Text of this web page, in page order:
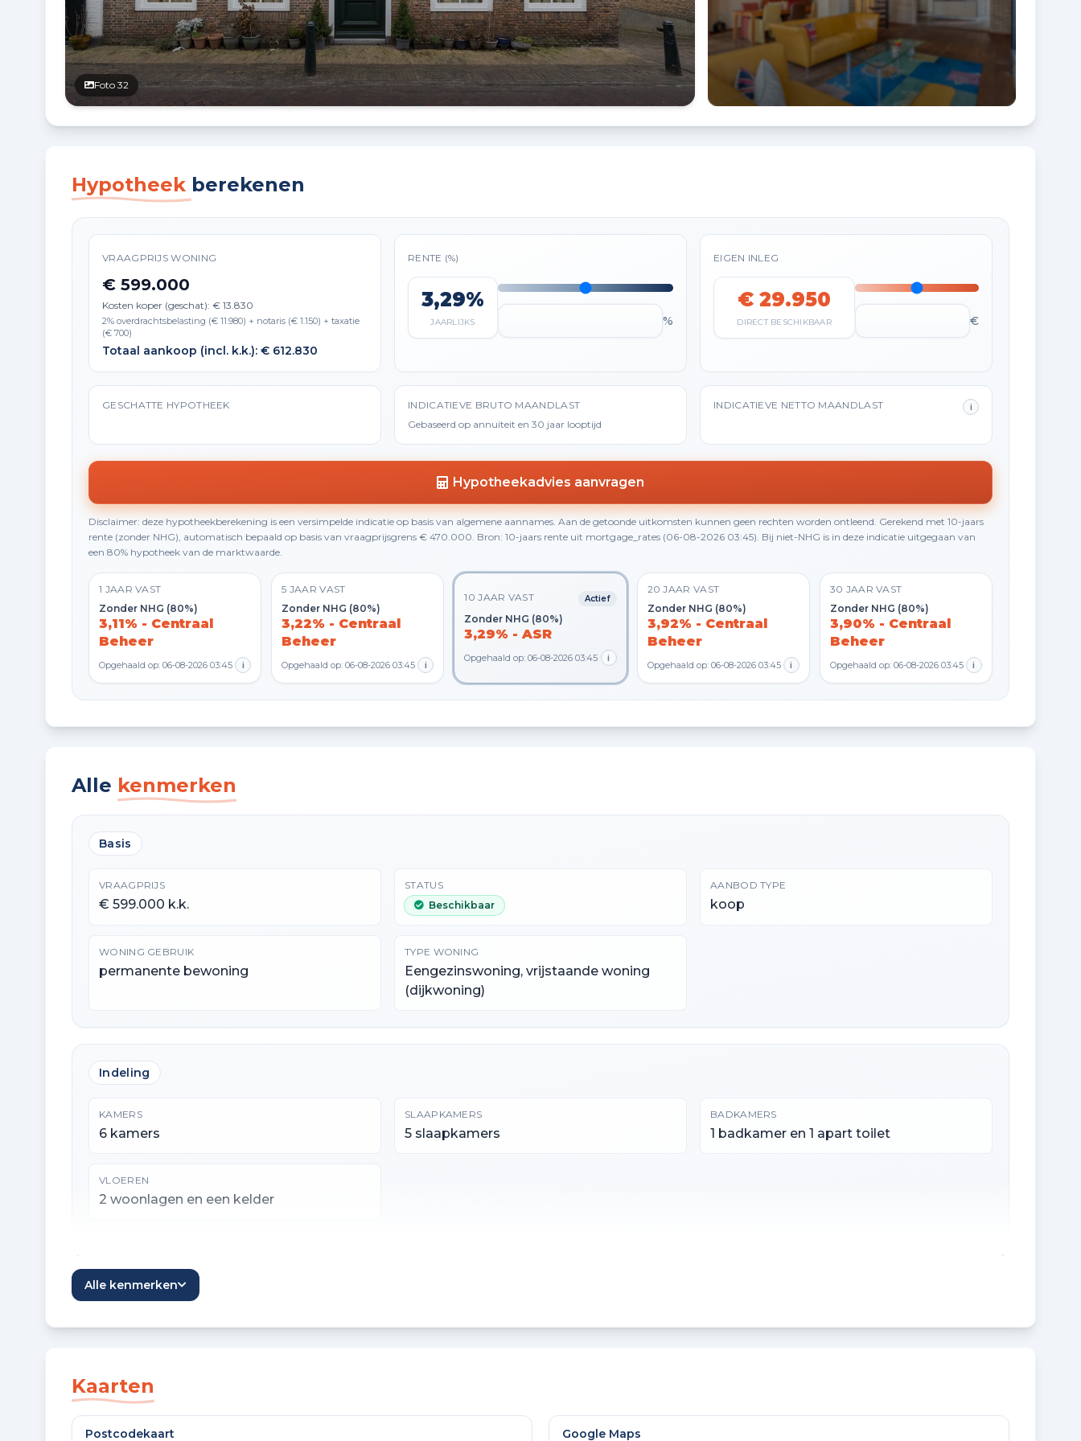
Foto 32
Hypotheek berekenen
VRAAGPRIJS WONING
€ 599.000
Kosten koper (geschat): € 13.830
2% overdrachtsbelasting (€ 11.980) + notaris (€ 1.150) + taxatie
(€ 700)
Totaal aankoop (incl. k.k.): € 612.830
RENTE (%)
3,29%
JAARLIJKS %
EIGEN INLEG
€ 29.950
DIRECT BESCHIKBAAR €
GESCHATTE HYPOTHEEK
INDICATIEVE BRUTO MAANDLAST
Gebaseerd op annuïteit en 30 jaar looptijd
INDICATIEVE NETTO MAANDLAST i
Hypotheekadvies aanvragen
Disclaimer: deze hypotheekberekening is een versimpelde indicatie op basis van algemene aannames. Aan de getoonde uitkomsten kunnen geen rechten worden ontleend. Gerekend met 10-jaars
rente (zonder NHG), automatisch bepaald op basis van vraagprijsgrens € 470.000. Bron: 10-jaars rente uit mortgage_rates (06-08-2026 03:45). Bij niet-NHG is in deze indicatie uitgegaan van
een 80% hypotheek van de marktwaarde.
1 JAAR VAST
Zonder NHG (80%)
3,11% - Centraal
Beheer
Opgehaald op: 06-08-2026 03:45 i
5 JAAR VAST
Zonder NHG (80%)
3,22% - Centraal
Beheer
Opgehaald op: 06-08-2026 03:45 i
10 JAAR VAST Actief
Zonder NHG (80%)
3,29% - ASR
Opgehaald op: 06-08-2026 03:45 i
20 JAAR VAST
Zonder NHG (80%)
3,92% - Centraal
Beheer
Opgehaald op: 06-08-2026 03:45 i
30 JAAR VAST
Zonder NHG (80%)
3,90% - Centraal
Beheer
Opgehaald op: 06-08-2026 03:45 i
Alle kenmerken
Basis
VRAAGPRIJS
€ 599.000 k.k.
STATUS
Beschikbaar
AANBOD TYPE
koop
WONING GEBRUIK
permanente bewoning
TYPE WONING
Eengezinswoning, vrijstaande woning
(dijkwoning)
Indeling
KAMERS
6 kamers
SLAAPKAMERS
5 slaapkamers
BADKAMERS
1 badkamer en 1 apart toilet
VLOEREN
2 woonlagen en een kelder
Oppervlaktes en inhoud
OVERIGE INPANDIGE RUIMTE
6 m²
Alle kenmerken
Kaarten
Postcodekaart Google Maps